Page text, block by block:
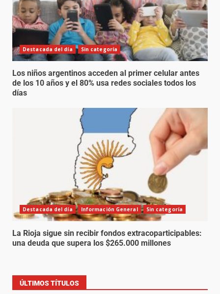
Destacada del día Sin categoría
Los niños argentinos acceden al primer celular antes
de los 10 años y el 80% usa redes sociales todos los
días
Destacada del día Información General Sin categoría
La Rioja sigue sin recibir fondos extracoparticipables:
una deuda que supera los $265.000 millones
ÚLTIMOS TÍTULOS